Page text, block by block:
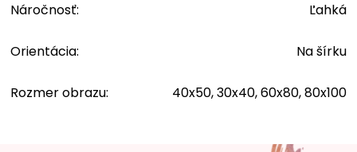
Náročnosť: Ľahká
Orientácia: Na šírku
Rozmer obrazu: 40x50, 30x40, 60x80, 80x100